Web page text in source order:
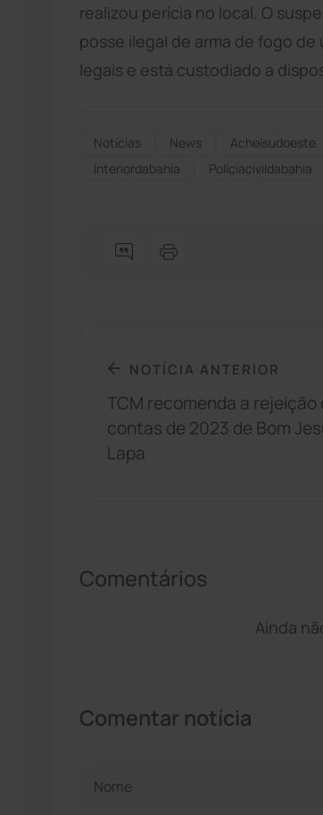
realizou perícia no local. O
posse ilegal de arma de fogo
legais e está custodiado a
Notícias News Acheisudoeste
Interiordabahia
Políciacivildabahia
NOTÍCIA ANTERIOR
TCM recomenda a rejeição
contas de 2023 de Bom
Lapa
Comentários
Ainda
Comentar notícia